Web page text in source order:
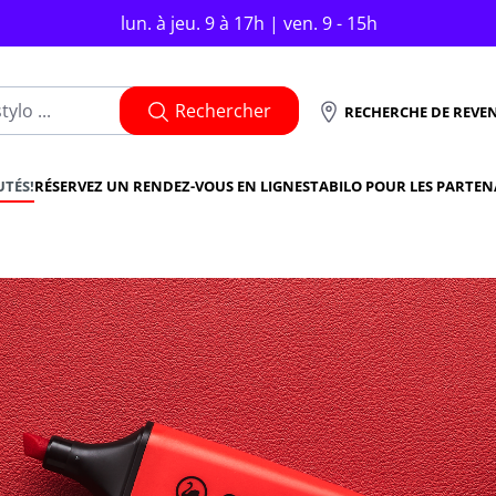
lun. à jeu. 9 à 17h | ven. 9 - 15h
Rechercher RECHERCHE DE
RÉSERVEZ UN RENDEZ-VOUS EN LIGNESTABILO POUR LES